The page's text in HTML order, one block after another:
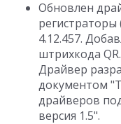
Обновлен
4.12.457.
штрихкода QR.
Драйвер
документом
драйверов
версия 1.5".